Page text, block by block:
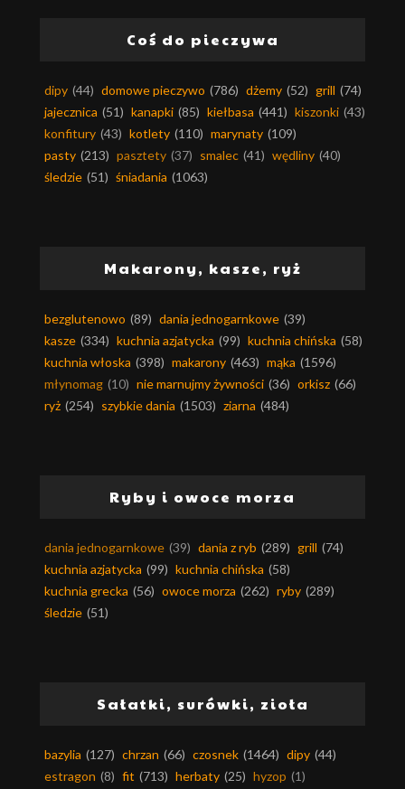
Coś do pieczywa
dipy (44) domowe pieczywo (786) dżemy (52) grill (74)
jajecznica (51) kanapki (85) kiełbasa (441) kiszonki (43)
konfitury (43) kotlety (110) marynaty (109)
pasty (213) pasztety (37) smalec (41) wędliny (40)
śledzie (51) śniadania (1063)
Makarony, kasze, ryż
bezglutenowo (89) dania jednogarnkowe (39)
kasze (334) kuchnia azjatycka (99) kuchnia chińska (58)
kuchnia włoska (398) makarony (463) mąka (1596)
młynomag (10) nie marnujmy żywności (36) orkisz (66)
ryż (254) szybkie dania (1503) ziarna (484)
Ryby i owoce morza
dania jednogarnkowe (39) dania z ryb (289) grill (74)
kuchnia azjatycka (99) kuchnia chińska (58)
kuchnia grecka (56) owoce morza (262) ryby (289)
śledzie (51)
Sałatki, surówki, zioła
bazylia (127) chrzan (66) czosnek (1464) dipy (44)
estragon (8) fit (713) herbaty (25) hyzop (1)